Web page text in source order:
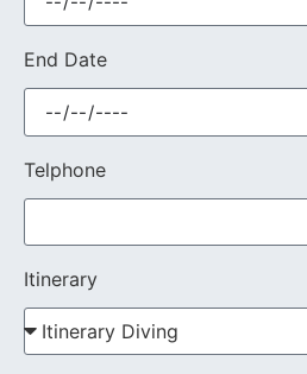
End Date
Telphone
Itinerary